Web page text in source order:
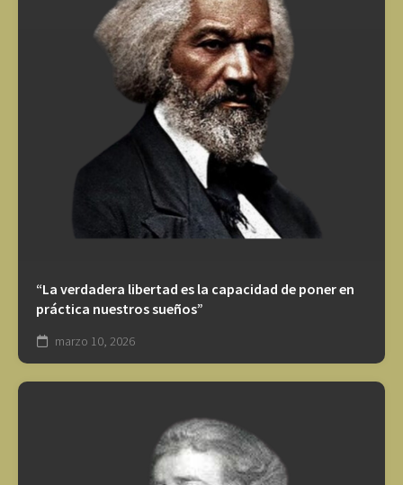
“La verdadera libertad es la capacidad de poner en
práctica nuestros sueños”
marzo 10, 2026